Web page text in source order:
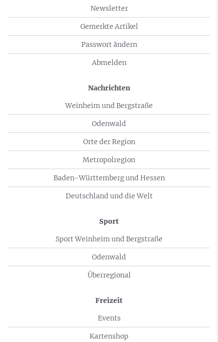
Newsletter
Gemerkte Artikel
Passwort ändern
Abmelden
Nachrichten
Weinheim und Bergstraße
Odenwald
Orte der Region
Metropolregion
Baden-Württemberg und Hessen
Deutschland und die Welt
Sport
Sport Weinheim und Bergstraße
Odenwald
Überregional
Freizeit
Events
Kartenshop